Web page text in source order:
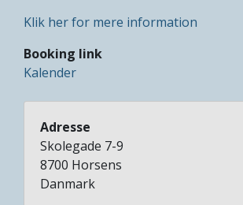
Klik her for mere information
Booking link
Kalender
Adresse
Skolegade 7-9
8700 Horsens
Danmark